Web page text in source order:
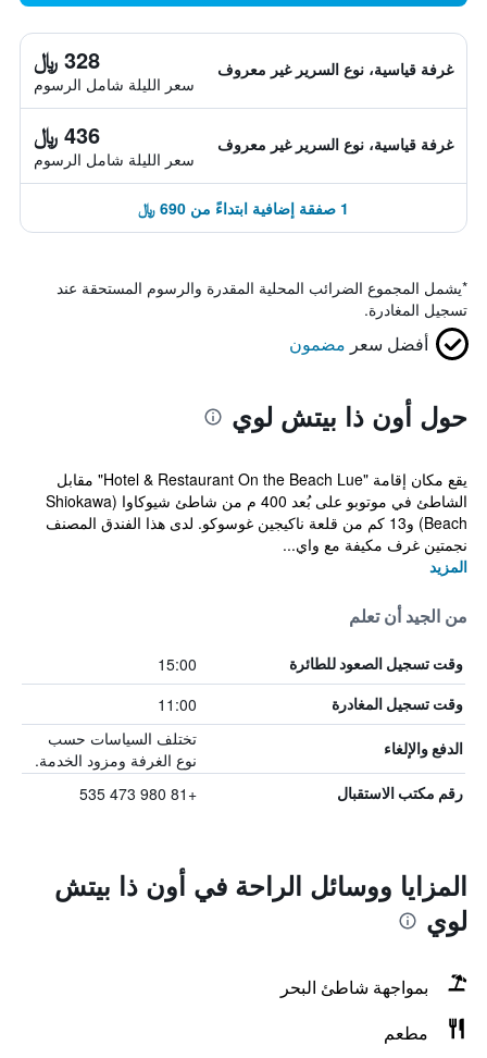
غرفة قياسية، نوع السرير غير معروف 328 ﷼
سعر الليلة شامل الرسوم
غرفة قياسية، نوع السرير غير معروف 436 ﷼
سعر الليلة شامل الرسوم
1 صفقة إضافية ابتداءً من 690 ﷼
*يشمل المجموع الضرائب المحلية المقدرة والرسوم المستحقة عند
تسجيل المغادرة.
أفضل سعر مضمون
حول أون ذا بيتش لوي
يقع مكان إقامة "Hotel & Restaurant On the Beach Lue" مقابل
الشاطئ في موتوبو على بُعد 400 م من شاطئ شيوكاوا (Shiokawa
Beach) و13 كم من قلعة ناكيجين غوسوكو. لدى هذا الفندق المصنف
نجمتين غرف مكيفة مع واي...
المزيد
من الجيد أن تعلم
وقت تسجيل الصعود للطائرة 15:00
وقت تسجيل المغادرة 11:00
الدفع والإلغاء
تختلف السياسات حسب
نوع الغرفة ومزود الخدمة.
رقم مكتب الاستقبال +81 980 473 535
المزايا ووسائل الراحة في أون ذا بيتش
لوي
بمواجهة شاطئ البحر
مطعم